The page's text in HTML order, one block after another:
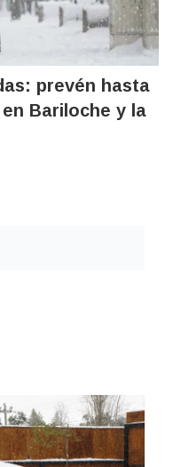
prevén hasta
Bariloche y la